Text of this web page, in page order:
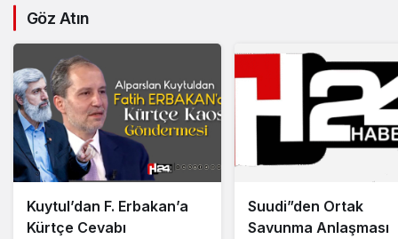
Göz Atın
Kuytul’dan F. Erbakan’a
Kürtçe Cevabı
Suudi”den Ortak
Savunma Anlaşması